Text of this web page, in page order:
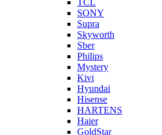
TCL
SONY
Supra
Skyworth
Sber
Philips
Mystery
Kivi
Hyundai
Hisense
HARTENS
Haier
GoldStar